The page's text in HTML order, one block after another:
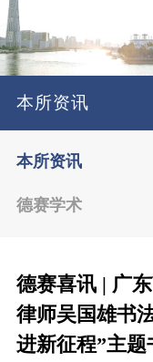
本所资讯
本所资讯
德赛学术
德赛喜讯 | 广
律师吴国雄书
进新征程”主题